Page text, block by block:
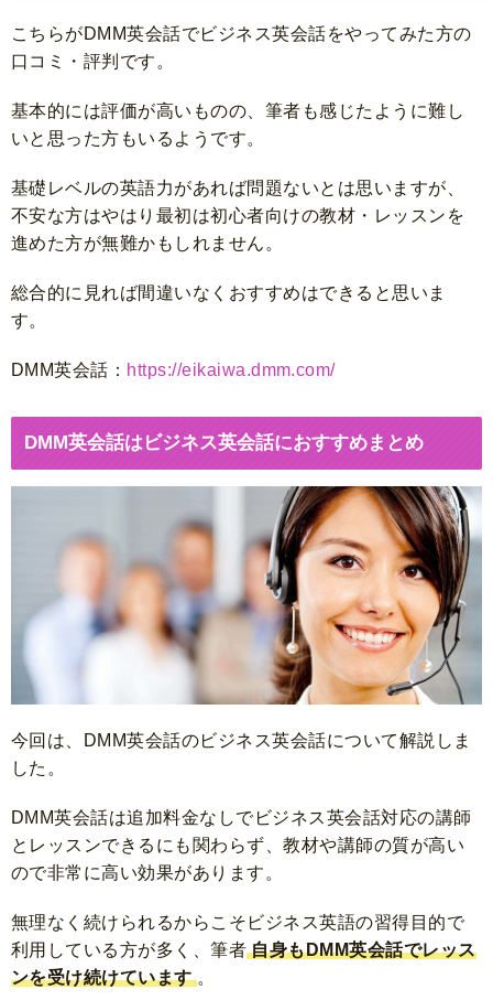
こちらがDMM英会話でビジネス英会話をやってみた方の
口コミ・評判です。
基本的には評価が高いものの、筆者も感じたように難し
いと思った方もいるようです。
基礎レベルの英語力があれば問題ないとは思いますが、
不安な方はやはり最初は初心者向けの教材・レッスンを
進めた方が無難かもしれません。
総合的に見れば間違いなくおすすめはできると思いま
す。
DMM英会話： https://eikaiwa.dmm.com/
DMM英会話はビジネス英会話におすすめまとめ
今回は、DMM英会話のビジネス英会話について解説しま
した。
DMM英会話は追加料金なしでビジネス英会話対応の講師
とレッスンできるにも関わらず、教材や講師の質が高い
ので非常に高い効果があります。
無理なく続けられるからこそビジネス英語の習得目的で
利用している方が多く、筆者 自身もDMM英会話でレッス
ンを受け続けています 。